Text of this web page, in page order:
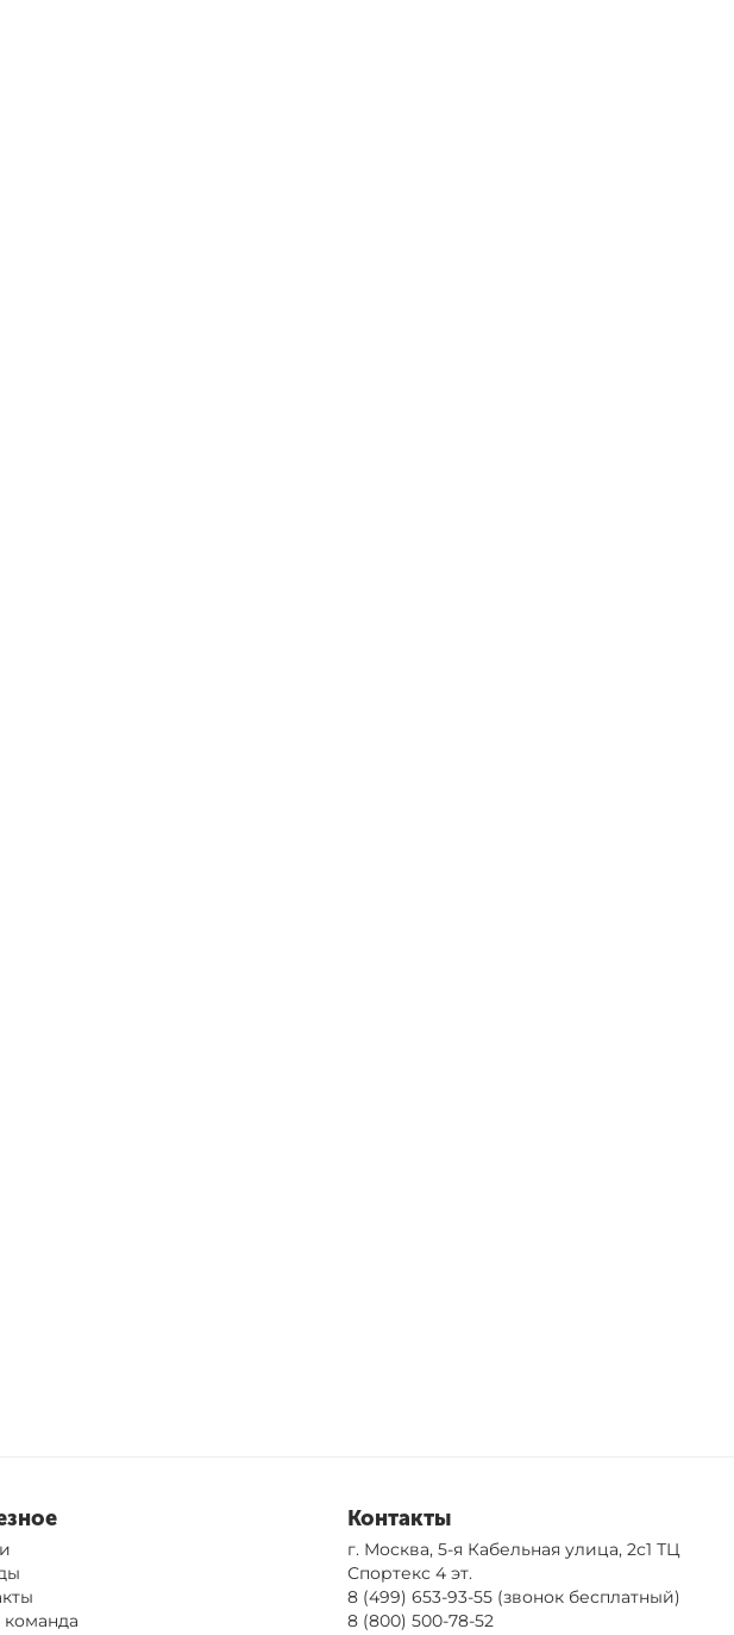
Контакты
г. Москва, 5-я Кабельная улица, 2с1 ТЦ
Спортекс 4 эт.
8 (499) 653-93-55(звонок бесплатный)
8 (800) 500-78-52